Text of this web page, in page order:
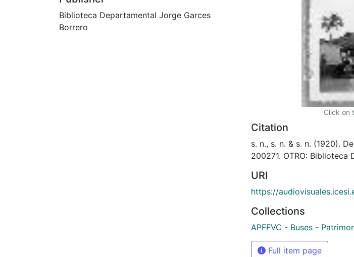
Biblioteca Departamental Jorge Garces
Borrero
Click on
Citation
s. n., s. n. & s. n. (1920).
200271. OTRO:
URI
https://
Collections
APFFVC - Buses -
Full item page